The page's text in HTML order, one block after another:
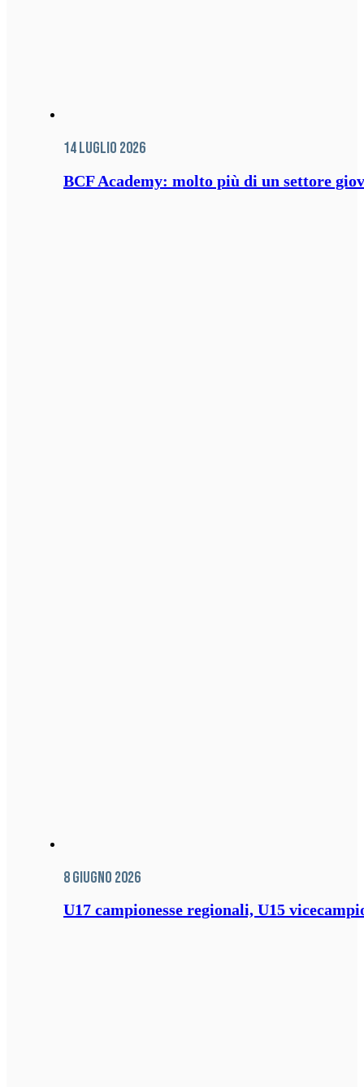
14 Luglio 2026
BCF Academy: molto più di un settore
8 Giugno 2026
U17 campionesse regionali, U15